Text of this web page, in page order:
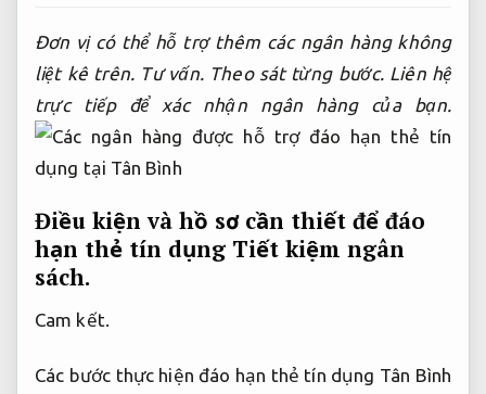
Đơn vị có thể hỗ trợ thêm các ngân hàng không
liệt kê trên. Tư vấn. Theo sát từng bước. Liên hệ
trực tiếp để xác nhận ngân hàng của bạn.
Điều kiện và hồ sơ cần thiết để đáo
hạn thẻ tín dụng Tiết kiệm ngân
sách.
Cam kết.
Các bước thực hiện đáo hạn thẻ tín dụng Tân Bình